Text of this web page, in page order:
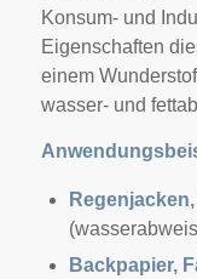
Konsum- und
Eigenschaften
einem
wasser- und
Backpapier,